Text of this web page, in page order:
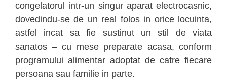
congelatorul intr-un singur aparat electrocasnic,
dovedindu-se de un real folos in orice locuinta,
astfel incat sa fie sustinut un stil de viata
sanatos – cu mese preparate acasa, conform
programului alimentar adoptat de catre fiecare
persoana sau familie in parte.